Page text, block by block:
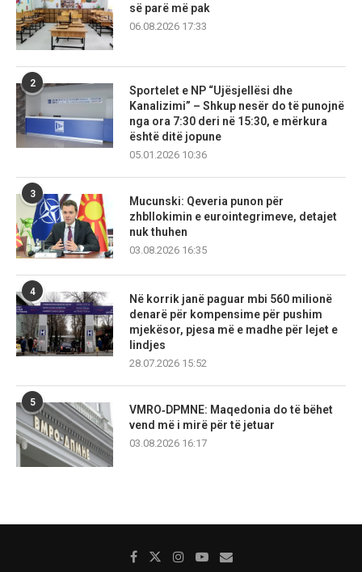
së parë më pak
06.08.2026 17:33
2
Sportelet e NP “Ujësjellësi dhe
Kanalizimi” – Shkup nesër do të punojnë
nga ora 7:30 deri në 15:30, e mërkura
është ditë jopune
05.01.2026 10:36
3
Mucunski: Qeveria punon për
zhbllokimin e eurointegrimeve, detajet
nuk thuhen
03.08.2026 16:35
4
Në korrik janë paguar mbi 560 milionë
denarë për kompensime për pushim
mjekësor, pjesa më e madhe për lejet e
lindjes
28.07.2026 15:52
5
VMRO‑DPMNE: Maqedonia do të bëhet
vend më i mirë për të jetuar
03.08.2026 16:17